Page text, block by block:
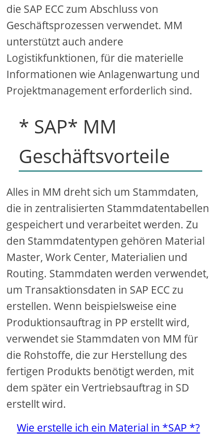
die SAP ECC zum Abschluss von
Geschäftsprozessen verwendet. MM
unterstützt auch andere
Logistikfunktionen, für die materielle
Informationen wie Anlagenwartung und
Projektmanagement erforderlich sind.
* SAP* MM
Geschäftsvorteile
Alles in MM dreht sich um Stammdaten,
die in zentralisierten Stammdatentabellen
gespeichert und verarbeitet werden. Zu
den Stammdatentypen gehören Material
Master, Work Center, Materialien und
Routing. Stammdaten werden verwendet,
um Transaktionsdaten in SAP ECC zu
erstellen. Wenn beispielsweise eine
Produktionsauftrag in PP erstellt wird,
verwendet sie Stammdaten von MM für
die Rohstoffe, die zur Herstellung des
fertigen Produkts benötigt werden, mit
dem später ein Vertriebsauftrag in SD
erstellt wird.
Wie erstelle ich ein Material in *SAP *?